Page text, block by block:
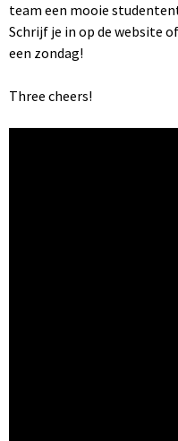
team een mooie
Schrijf je in op de website
een zondag!
Three cheers!